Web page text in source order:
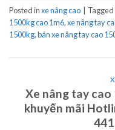
Posted inxe nâng cao | Tagged
1500kg cao 1m6,xe nâng tay
1500kg,bán xe nâng tay cao
Xe nâng tay cao
khuyến mãi